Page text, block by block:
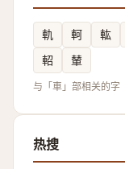
軌 軻 䡌
軺
輦
与「車」部相关的字
热搜